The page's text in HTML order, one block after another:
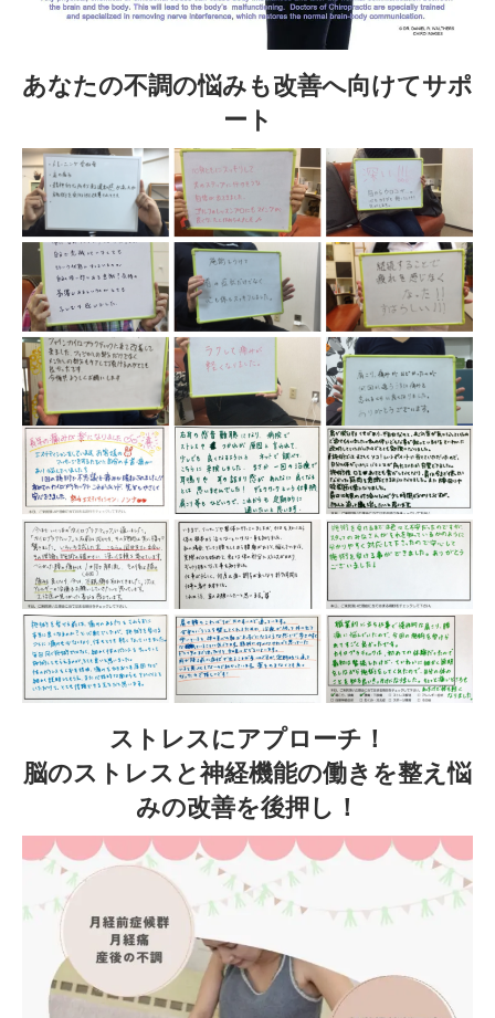
あなたの不調の悩みも改善へ向けてサポ
ート
ストレスにアプローチ！
脳のストレスと神経機能の働きを整え悩
みの改善を後押し！